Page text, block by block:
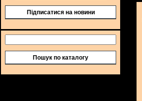
Підписатися на новини
Пошук по каталогу